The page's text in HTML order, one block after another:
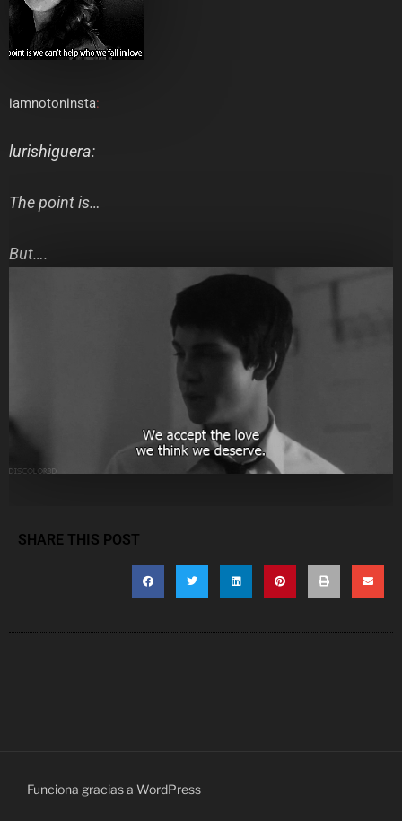
iamnotoninsta:
lurishiguera:
The point is…
But….
SHARE THIS POST
Funciona gracias a WordPress